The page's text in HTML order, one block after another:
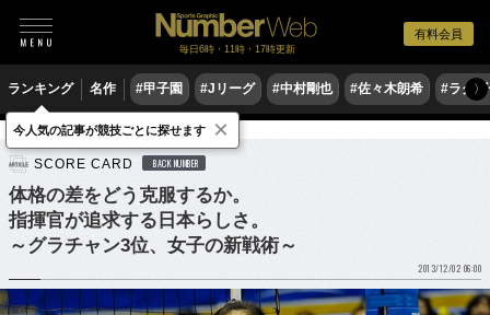
有料会員
毎日6時・11時・17時更新
ランキング 名作 #甲子園 #Jリーグ #中村剛也 #佐々木朗希 #ラグ〉
バレーボール
SCORE CARD BACK NUMBER
体格の差をどう克服するか。
指揮官が追求する日本らしさ。
～グラチャン3位、女子の新戦術～
2013/12/02 06:00
今人気の記事が競技ごとに探せます ×